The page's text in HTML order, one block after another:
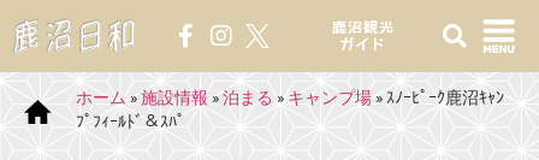
鹿沼観光
ガイド
ホーム »施設情報 »泊まる » キャンプ場»ｽﾉｰﾋﾟｰｸ鹿沼ｷｬﾝ
ﾌﾟﾌｨｰﾙﾄﾞ＆ｽﾊﾟ